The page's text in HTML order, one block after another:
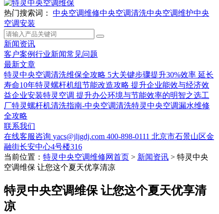
热门搜索词： 中央空调维修中央空调清洗中央空调维护中央
空调安装
新闻资讯
客户案例行业新闻常见问题
最新文章
特灵中央空调清洗维保全攻略 5大关键步骤提升30%效率 延长
寿命10年特灵螺杆机组节能改造攻略 提升企业能效与经济效
益企业安装特灵空调 提升办公环境与节能效率的明智之选工
厂特灵螺杆机清洗指南-中央空调清洗特灵中央空调漏水维修
全攻略
联系我们
在线客服咨询 yacs@jljgdj.com 400-898-0111 北京市石景山区金
融街长安中心4号楼316
当前位置： 特灵中央空调维修网首页 > 新闻资讯 > 特灵中央
空调维保 让您这个夏天优享清凉
特灵中央空调维保 让您这个夏天优享清
凉